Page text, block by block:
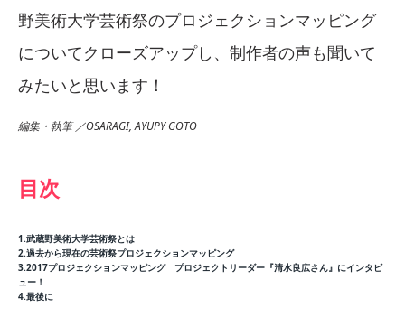
野美術大学芸術祭のプロジェクションマッピング
についてクローズアップし、制作者の声も聞いて
みたいと思います！
編集・執筆 ／OSARAGI, AYUPY GOTO
目次
1.武蔵野美術大学芸術祭とは
2.過去から現在の芸術祭プロジェクションマッピング
3.2017プロジェクションマッピング プロジェクトリーダー『清水良広さん』にインタビ
ュー！
4.最後に